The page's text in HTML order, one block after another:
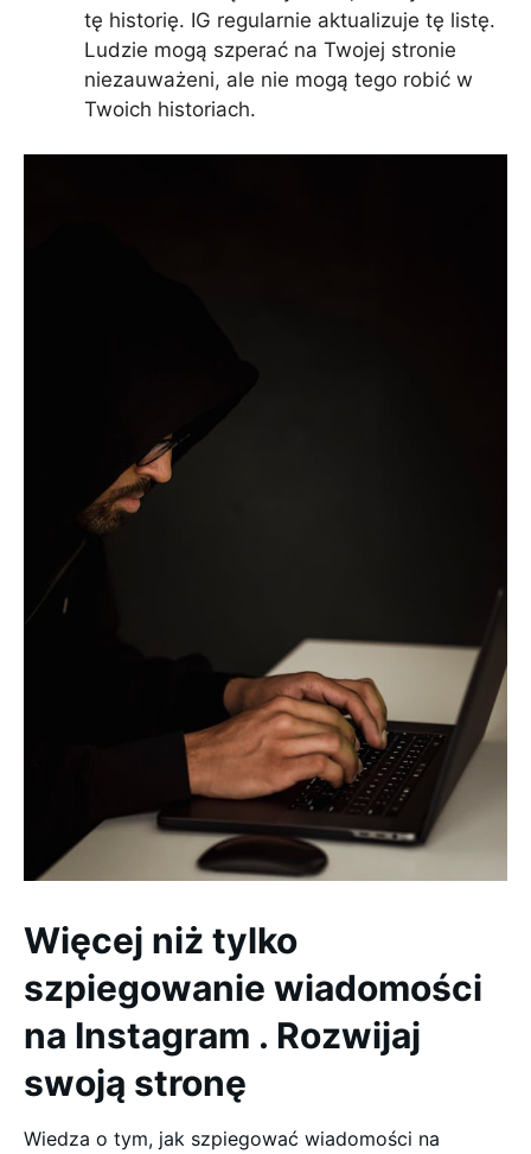
tę historię. IG regularnie aktualizuje tę listę.
Ludzie mogą szperać na Twojej stronie
niezauważeni, ale nie mogą tego robić w
Twoich historiach.
Więcej niż tylko
szpiegowanie wiadomości
na Instagram . Rozwijaj
swoją stronę
Wiedza o tym, jak szpiegować wiadomości na